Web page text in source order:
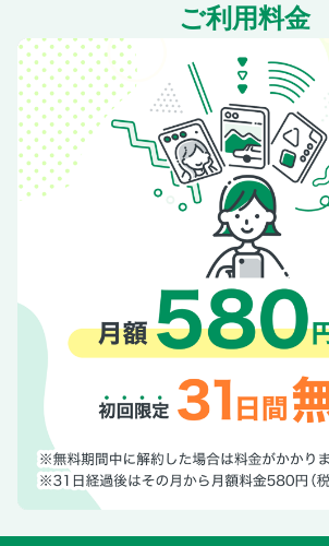
RZの教祖がRZとRZRを同時レストアする
走り続けるオレのバイク道!!
Gバイクレディ
80-90RR伝説
プロフェッショナルが使う内燃機屋さん
の英知が治具
原点回帰？ 再原付2スト
Gワークスアーカイブ 告知
パイプハンドル─ポジションテスト─
ご利用料金